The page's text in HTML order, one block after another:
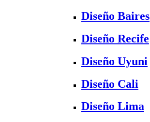
Diseño Baires
Diseño Recife
Diseño Uyuni
Diseño Cali
Diseño Lima